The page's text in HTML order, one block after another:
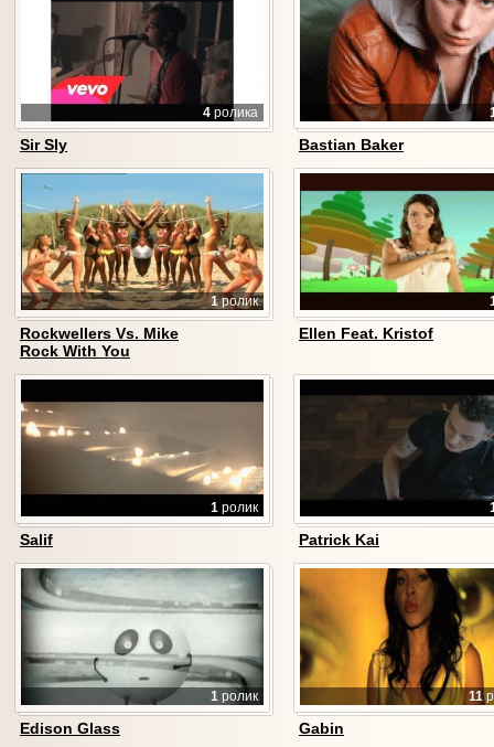
4 ролика
Sir Sly Bastian Baker
1ролик
Rockwellers Vs. Mike
Rock With You
Ellen Feat. Kristof
1 ролик
Salif Patrick Kai
1 ролик
Edison Glass
11
Gabin